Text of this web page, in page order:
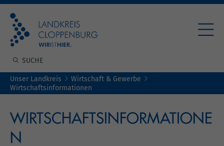
Unser Landkreis
Wirtschaft & Gewerbe
Wirtschaftsinformationen
WIRTSCHAFTSINFORMATIONE
N